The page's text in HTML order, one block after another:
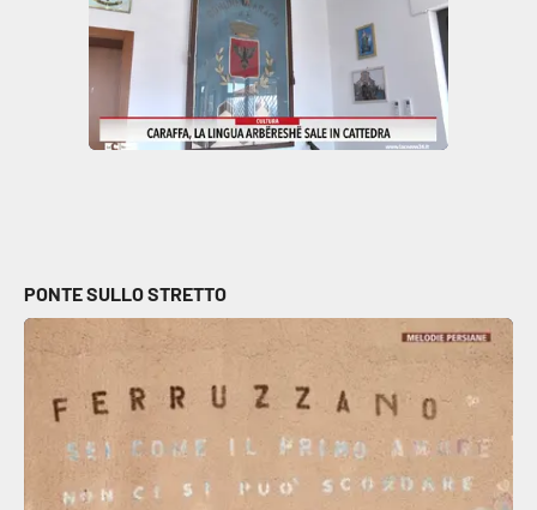
Good Morning Vietnam
Parchi Marini Calabria
Leggendo Alvaro insieme
Venti di comunicazione
STREAMING
LaC TV
PONTE SULLO STRETTO